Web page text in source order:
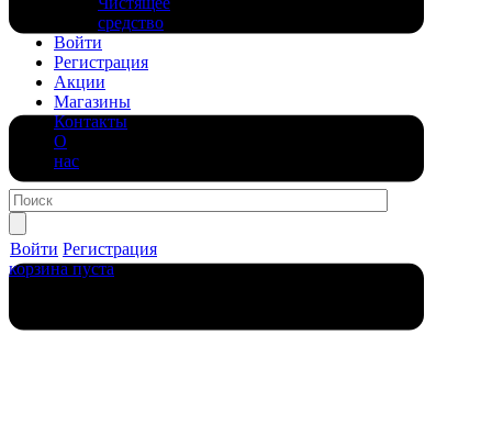
средство
Войти
Регистрация
Акции
Магазины
Контакты
О
нас
Войти Регистрация
корзина пуста